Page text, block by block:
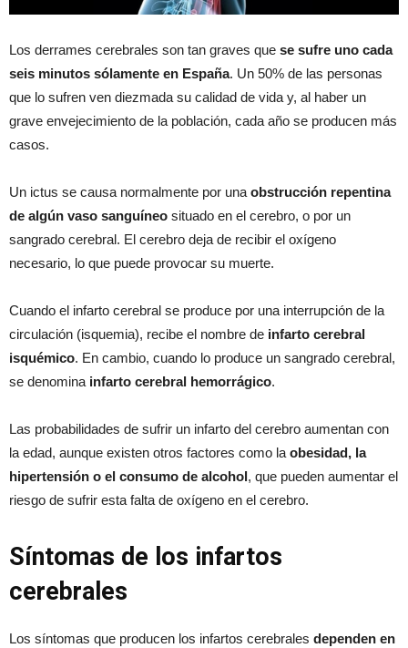
Los derrames cerebrales son tan graves que se sufre uno cada
seis minutos sólamente en España. Un 50% de las personas
que lo sufren ven diezmada su calidad de vida y, al haber un
grave envejecimiento de la población, cada año se producen más
casos.
Un ictus se causa normalmente por unaobstrucción repentina
de algún vaso sanguíneo situado en el cerebro, o por un
sangrado cerebral. El cerebro deja de recibir el oxígeno
necesario, lo que puede provocar su muerte.
Cuando el infarto cerebral se produce por una interrupción de la
circulación (isquemia), recibe el nombre de infarto cerebral
isquémico. En cambio, cuando lo produce un sangrado cerebral,
se denomina infarto cerebral hemorrágico.
Las probabilidades de sufrir un infarto del cerebro aumentan con
la edad, aunque existen otros factores como laobesidad, la
hipertensión o el consumo de alcohol , que pueden aumentar el
riesgo de sufrir esta falta de oxígeno en el cerebro.
Síntomas de los infartos
cerebrales
Los síntomas que producen los infartos cerebrales dependen en